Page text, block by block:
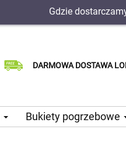
Gdzie
DARMOWA DOSTAWA
Dostawa tego samego
Wybierz datę dostawy
Bukiety pogrzebowe